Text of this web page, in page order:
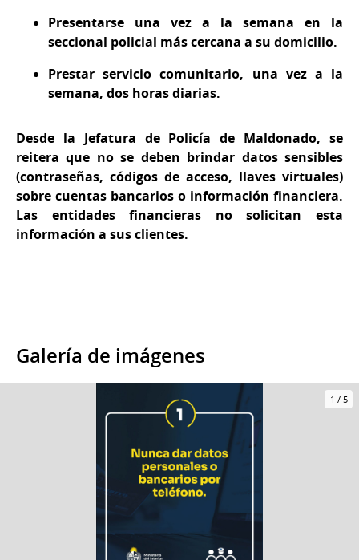
Presentarse una vez a la semana en la
seccional policial más cercana a su domicilio.
Prestar servicio comunitario, una vez a la
semana, dos horas diarias.
Desde la Jefatura de Policía de Maldonado, se
reitera que no se deben brindar datos sensibles
(contraseñas, códigos de acceso, llaves virtuales)
sobre cuentas bancarios o información financiera.
Las entidades financieras no solicitan esta
información a sus clientes.
Galería de imágenes
1 / 5